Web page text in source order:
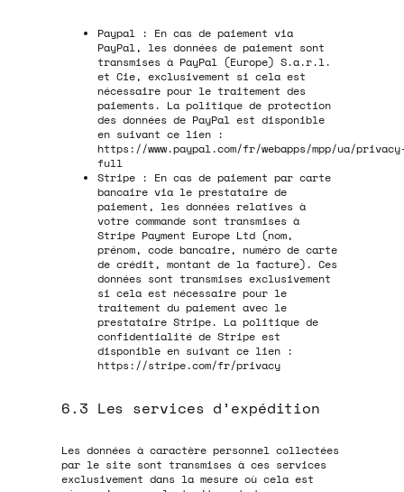
Paypal : En cas de paiement via
PayPal, les données de paiement sont
transmises à PayPal (Europe) S.a.r.l.
et Cie, exclusivement si cela est
nécessaire pour le traitement des
paiements. La politique de protection
des données de PayPal est disponible
en suivant ce lien :
https://www.paypal.com/fr/webapps/mpp/ua/
full
Stripe : En cas de paiement par carte
bancaire via le prestataire de
paiement, les données relatives à
votre commande sont transmises à
Stripe Payment Europe Ltd (nom,
prénom, code bancaire, numéro de carte
de crédit, montant de la facture). Ces
données sont transmises exclusivement
si cela est nécessaire pour le
traitement du paiement avec le
prestataire Stripe. La politique de
confidentialité de Stripe est
disponible en suivant ce lien :
https://stripe.com/fr/privacy
6.3 Les services d’expédition
Les données à caractère personnel collectées
par le site sont transmises à ces services
exclusivement dans la mesure où cela est